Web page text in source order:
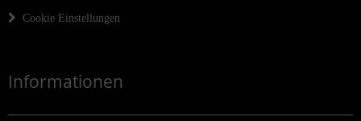
Cookie Einstellungen
Informationen